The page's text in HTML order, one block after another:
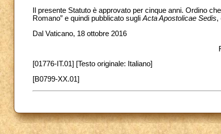
Il presente Statuto è approvato per cinque anni. Ordino
Romano” e quindi pubblicato sugliActa Apostolicae Sedis,
Dal Vaticano, 18 ottobre 2016
[01776-IT.01] [Testo originale: Italiano]
[B0799-XX.01]